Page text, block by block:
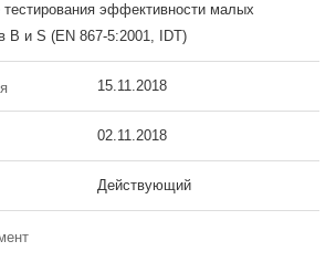
тестирования эффективности малых
B и S (EN 867-5:2001, IDT)
15.11.2018
02.11.2018
Действующий